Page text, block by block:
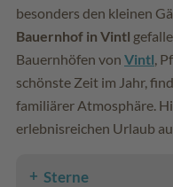
besonders den kleinen
Bauernhof in Vintl
Bauernhöfen von Vintl ,
schönste Zeit im Jahr,
familiärer Atmosphäre.
erlebnisreichen Urlaub
Sterne